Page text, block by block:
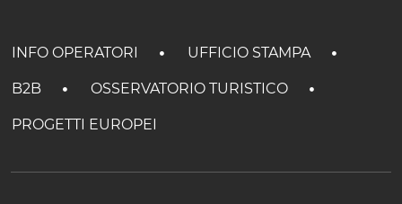
INFO OPERATORI UFFICIO STAMPA
B2B OSSERVATORIO TURISTICO
PROGETTI EUROPEI